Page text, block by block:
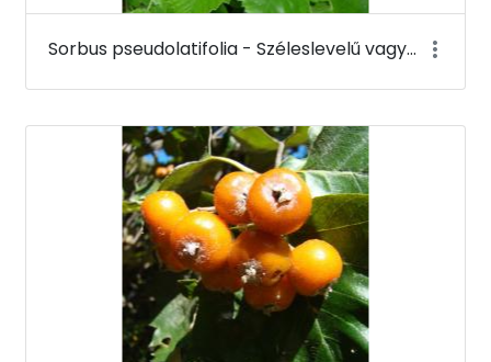
Sorbus pseudolatifolia - Széleslevelű vagy sárgáslevelű berkenye (levele) - Budai Arborétum